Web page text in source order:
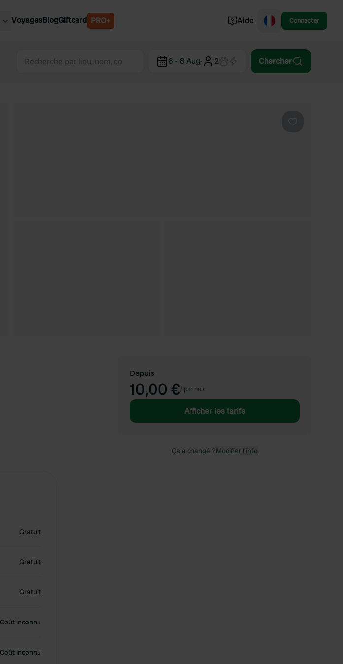
Slovénie
VoyagesBlogGiftcard PRO+ Aide Connecter
6 - 8 Aug· 2 Chercher
Gratuit
Gratuit
Gratuit
Coût inconnu
Coût inconnu
Depuis
10,00 €/ par nuit
Afficher les tarifs
Ça a changé ?Modifier l’info